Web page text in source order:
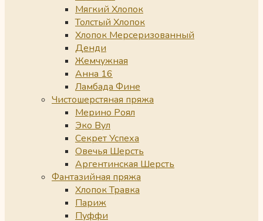
Мягкий Хлопок
Толстый Хлопок
Хлопок Мерсеризованный
Денди
Жемчужная
Анна 16
Ламбада Фине
Чистошерстяная пряжа
Мерино Роял
Эко Вул
Секрет Успеха
Овечья Шерсть
Аргентинская Шерсть
Фантазийная пряжа
Хлопок Травка
Париж
Пуффи